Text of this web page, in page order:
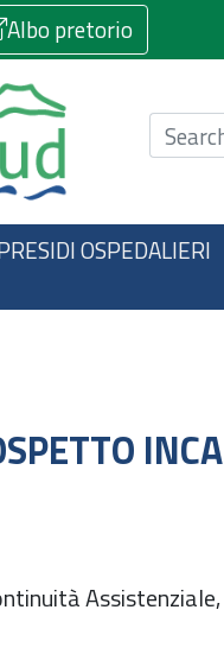
Albo pretorio
Cerca
OSPEDALIERI